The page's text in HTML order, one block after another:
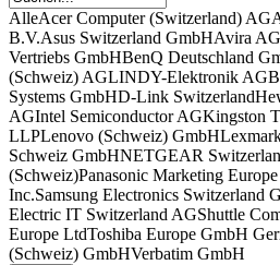
AlleAcer Computer (Switzerland) AG
B.V.Asus Switzerland GmbHAvira AG
Vertriebs GmbHBenQ Deutschland
(Schweiz) AGLINDY-Elektronik AG
Systems GmbHD-Link Switzerland
AGIntel Semiconductor AGKingston
LLPLenovo (Schweiz) GmbH
Schweiz GmbHNETGEAR
(Schweiz)Panasonic Marketing
Inc.Samsung Electronics Switzerland
Electric IT Switzerland AGShuttle
Europe LtdToshiba Europe GmbH
(Schweiz) GmbHVerbatim GmbH